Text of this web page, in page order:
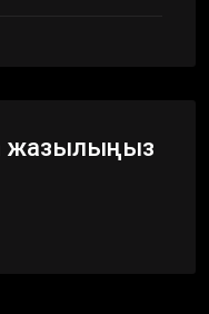
жазылыңыз